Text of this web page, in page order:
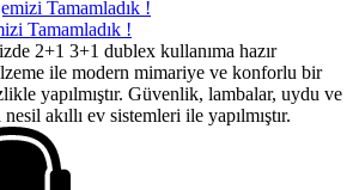
Tamamladık !
2+1 3+1 dublex kullanıma hazır
ile modern mimariye ve konforlu bir
yapılmıştır. Güvenlik, lambalar, uydu ve
akıllı ev sistemleri ile yapılmıştır.